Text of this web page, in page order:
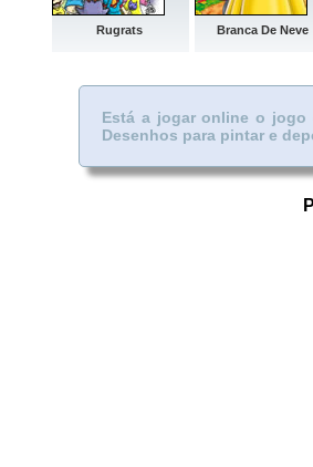
Rugrats Branca De Neve
Está a jogar online o jogo
Desenhos para pintar e